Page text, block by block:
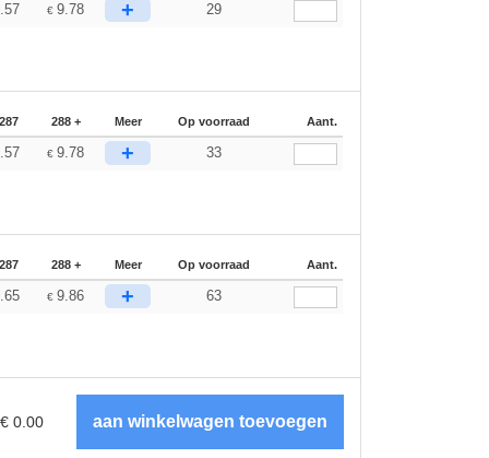
€9.78 + 29
288 + Meer Op voorraad Aant.
€9.78 + 33
288 + Meer Op voorraad Aant.
€9.86 + 63
€ 0.00